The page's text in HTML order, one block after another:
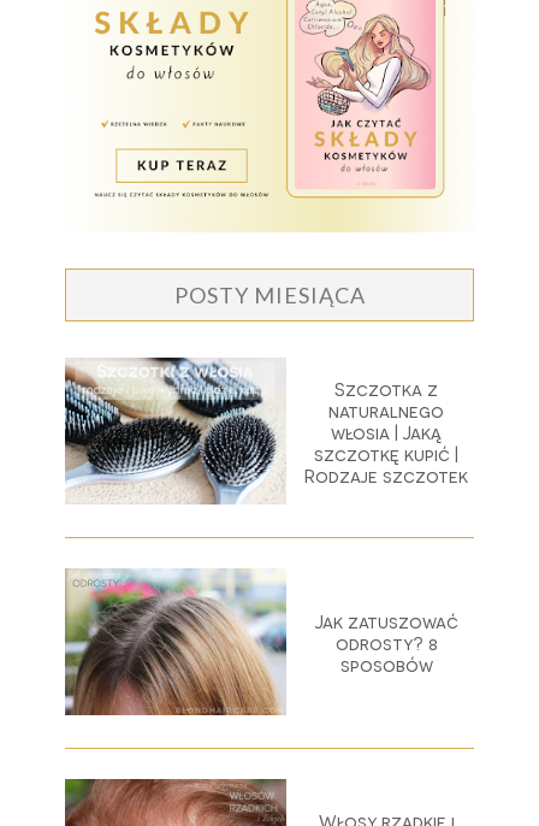
POSTY MIESIĄCA
Szczotka z
naturalnego
włosia | Jaką
szczotkę kupić |
Rodzaje szczotek
Jak zatuszować
odrosty? 8
sposobów
Włosy rzadkie i